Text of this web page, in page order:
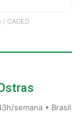
CAGED
semana • Brasil